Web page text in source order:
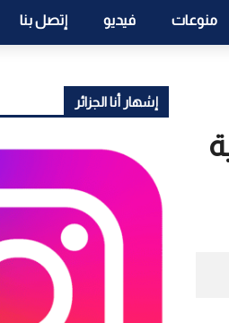
منوعات فيديو إتصل بنا
إشهار أنا الجزائر